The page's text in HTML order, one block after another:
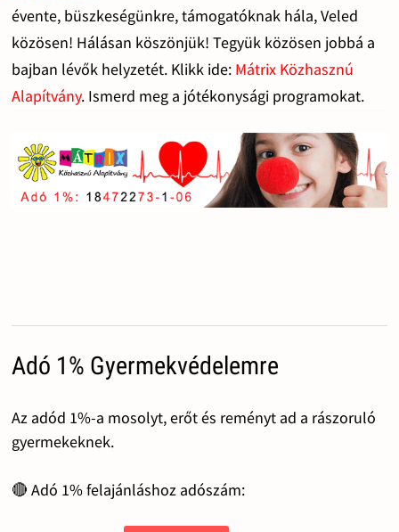
évente, büszkeségünkre, támogatóknak hála, Veled
közösen! Hálásan köszönjük! Tegyük közösen jobbá a
bajban lévők helyzetét. Klikk ide: Mátrix Közhasznú
Alapítvány. Ismerd meg a jótékonysági programokat.
Adó 1% Gyermekvédelemre
Az adód 1%-a mosolyt, erőt és reményt ad a rászoruló
gyermekeknek.
🔴 Adó 1% felajánláshoz adószám: